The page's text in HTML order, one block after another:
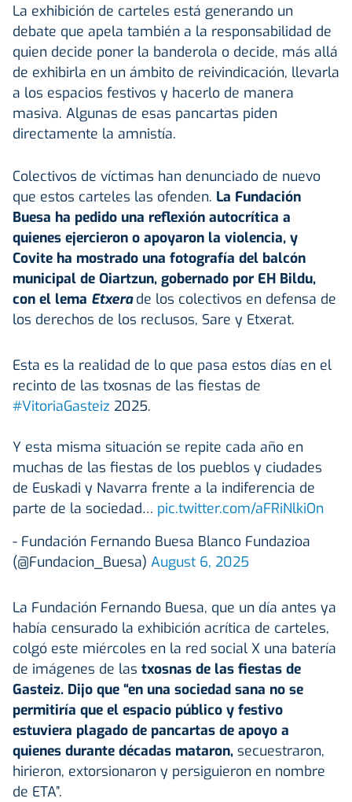
La exhibición de carteles está generando un
debate que apela también a la responsabilidad de
quien decide poner la banderola o decide, más allá
de exhibirla en un ámbito de reivindicación, llevarla
a los espacios festivos y hacerlo de manera
masiva. Algunas de esas pancartas piden
directamente la amnistía.
Colectivos de víctimas han denunciado de nuevo
que estos carteles las ofenden. La Fundación
Buesa ha pedido una reflexión autocrítica a
quienes ejercieron o apoyaron la violencia, y
Covite ha mostrado una fotografía del balcón
municipal de Oiartzun, gobernado por EH Bildu,
con el lema Etxerade los colectivos en defensa de
los derechos de los reclusos, Sare y Etxerat.
Esta es la realidad de lo que pasa estos días en el
recinto de las txosnas de las fiestas de
#VitoriaGasteiz 2025.
Y esta misma situación se repite cada año en
muchas de las fiestas de los pueblos y ciudades
de Euskadi y Navarra frente a la indiferencia de
parte de la sociedad… pic.twitter.com/aFRiNlkiOn
- Fundación Fernando Buesa Blanco Fundazioa
(@Fundacion_Buesa) August 6, 2025
La Fundación Fernando Buesa, que un día antes ya
había censurado la exhibición acrítica de carteles,
colgó este miércoles en la red social X una batería
de imágenes de las txosnas de las fiestas de
Gasteiz. Dijo que “en una sociedad sana no se
permitiría que el espacio público y festivo
estuviera plagado de pancartas de apoyo a
quienes durante décadas mataron, secuestraron,
hirieron, extorsionaron y persiguieron en nombre
de ETA”.